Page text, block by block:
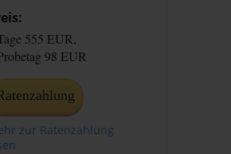
555 EUR,
98 EUR
zur Ratenzahlung